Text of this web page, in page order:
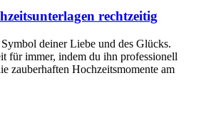
rechtzeitig
deiner Liebe und des Glücks.
für immer, indem du ihn professionell
zauberhaften Hochzeitsmomente am